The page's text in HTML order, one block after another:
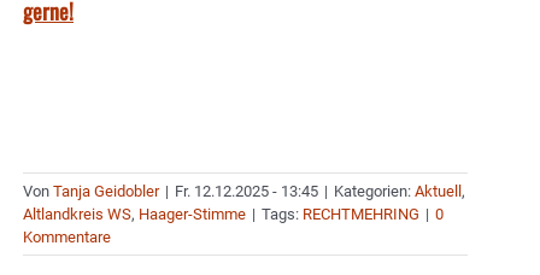
gerne!
Von Tanja Geidobler | Fr. 12.12.2025 - 13:45 | Kategorien: Aktuell ,
Altlandkreis WS, Haager-Stimme | Tags: RECHTMEHRING | 0
Kommentare